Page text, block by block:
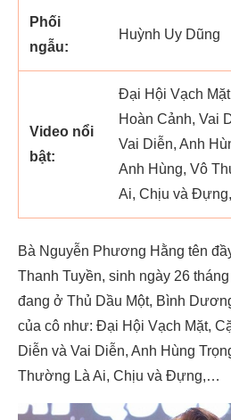
Phối
ngẫu:
Huỳnh Uy Dũng
Video nổi
bật:
Đại Hội Vạch
Hoàn Cảnh, Vai
Vai Diễn, Anh
Anh Hùng, Vô
Ai, Chịu và
Bà Nguyễn Phương Hằng tên
Thanh Tuyền, sinh ngày 26
đang ở Thủ Dầu Một, Bình
của cô như: Đại Hội Vạch Mặt,
Diễn và Vai Diễn, Anh Hùng
Thường Là Ai, Chịu và Đựng,…